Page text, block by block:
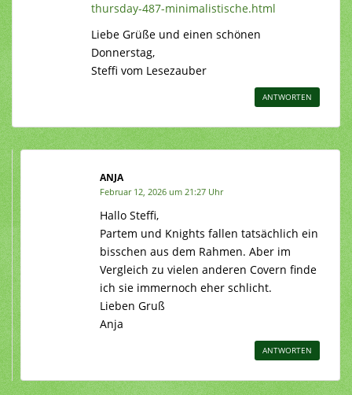
thursday-487-minimalistische.html
Liebe Grüße und einen schönen
Donnerstag,
Steffi vom Lesezauber
ANTWORTEN
ANJA
Februar 12, 2026 um 21:27 Uhr
Hallo Steffi,
Partem und Knights fallen tatsächlich ein
bisschen aus dem Rahmen. Aber im
Vergleich zu vielen anderen Covern finde
ich sie immernoch eher schlicht.
Lieben Gruß
Anja
ANTWORTEN